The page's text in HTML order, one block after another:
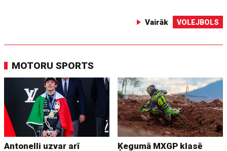
Vairāk VOLEJBOLS
MOTORU SPORTS
Antonelli uzvar arī
Ķegumā MXGP klasē